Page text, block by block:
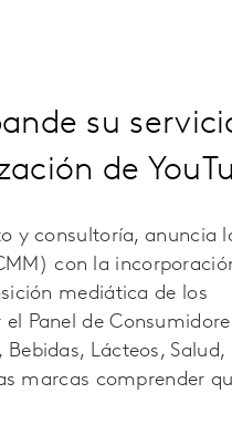
su
de
y consultoría, anuncia
con la
mediática de los
Panel de
Lácteos, Salud,
marcas comprender